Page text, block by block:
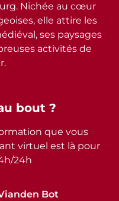
bout ?
que vous
virtuel est là pour
24h
Bot
Nichée au cœur
elle attire les
ses paysages
activités de